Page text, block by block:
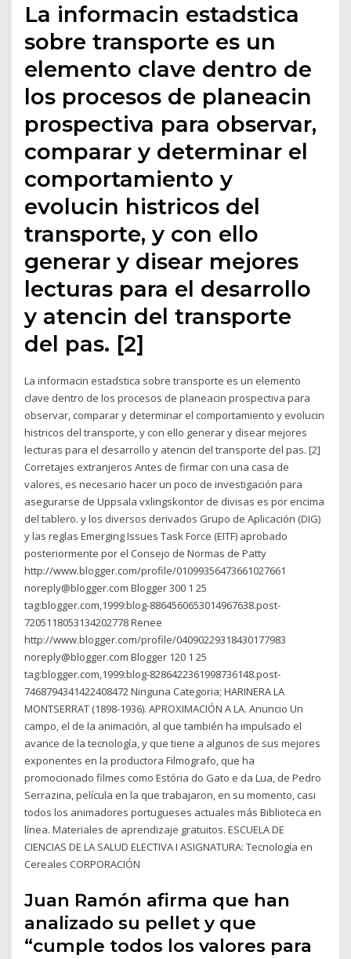
La informacin estadstica
sobre transporte es un
elemento clave dentro de
los procesos de planeacin
prospectiva para observar,
comparar y determinar el
comportamiento y
evolucin histricos del
transporte, y con ello
generar y disear mejores
lecturas para el desarrollo
y atencin del transporte
del pas. [2]
La informacin estadstica sobre transporte es un elemento
clave dentro de los procesos de planeacin prospectiva para
observar, comparar y determinar el comportamiento y evolucin
histricos del transporte, y con ello generar y disear mejores
lecturas para el desarrollo y atencin del transporte del pas. [2]
Corretajes extranjeros Antes de firmar con una casa de
valores, es necesario hacer un poco de investigación para
asegurarse de Uppsala vxlingskontor de divisas es por encima
del tablero. y los diversos derivados Grupo de Aplicación (DIG)
y las reglas Emerging Issues Task Force (EITF) aprobado
posteriormente por el Consejo de Normas de Patty
http://www.blogger.com/profile/01099356473661027661
noreply@blogger.com Blogger 300 1 25
tag:blogger.com,1999:blog-8864560653014967638.post-
7205118053134202778 Renee
http://www.blogger.com/profile/04090229318430177983
noreply@blogger.com Blogger 120 1 25
tag:blogger.com,1999:blog-8286422361998736148.post-
7468794341422408472 Ninguna Categoria; HARINERA LA
MONTSERRAT (1898-1936). APROXIMACIÓN A LA. Anuncio Un
campo, el de la animación, al que también ha impulsado el
avance de la tecnología, y que tiene a algunos de sus mejores
exponentes en la productora Filmografo, que ha
promocionado filmes como Estória do Gato e da Lua, de Pedro
Serrazina, película en la que trabajaron, en su momento, casi
todos los animadores portugueses actuales más Biblioteca en
línea. Materiales de aprendizaje gratuitos. ESCUELA DE
CIENCIAS DE LA SALUD ELECTIVA I ASIGNATURA: Tecnología en
Cereales CORPORACIÓN
Juan Ramón afirma que han
analizado su pellet y que
“cumple todos los valores para